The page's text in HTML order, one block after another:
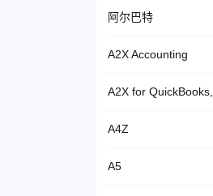
阿尔巴特
A2X Accounting
A2X for
A4Z
A5